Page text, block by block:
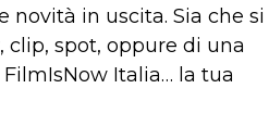
in uscita. Sia che si
spot, oppure di una
Italia… la tua